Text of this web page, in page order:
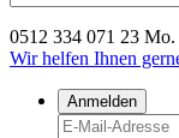
0512 334 071 23 Mo.
Wir helfen Ihnen
Anmelden